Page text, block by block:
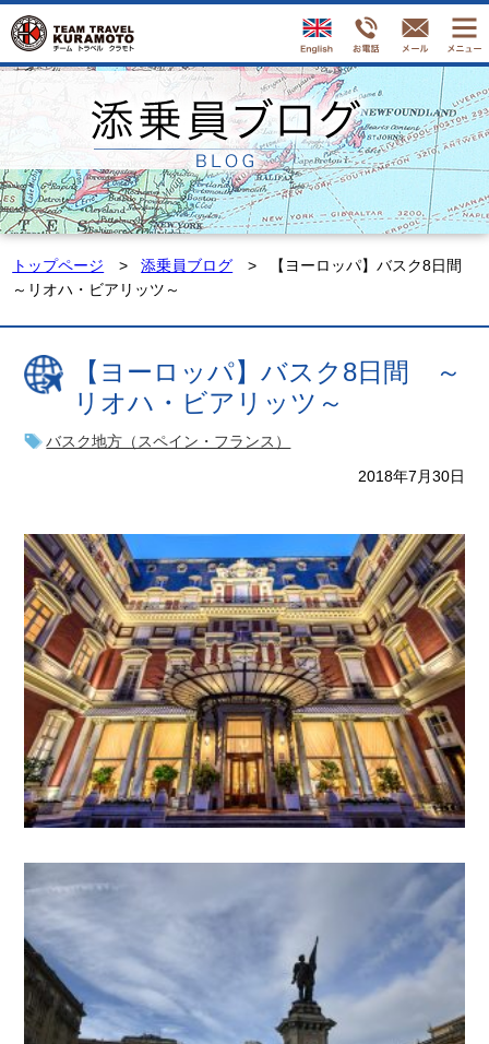
トップページ 添乗員ブログ
【ヨーロッパ】バスク8日間
～リオハ・ビアリッツ～
【ヨーロッパ】バスク8日間 ～
リオハ・ビアリッツ～
バスク地方（スペイン・フランス）
2018年7月30日